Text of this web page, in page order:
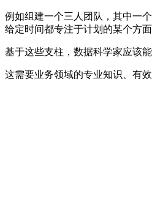
例如组建一个三人团队，其中一
给定时间都专注于计划的某个方面
基于这些支柱，数据科学家应该
这需要业务领域的专业知识、有